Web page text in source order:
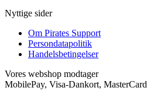
Nyttige sider
Om Pirates Support
Persondatapolitik
Handelsbetingelser
Vores webshop modtager
MobilePay, Visa-Dankort, MasterCard